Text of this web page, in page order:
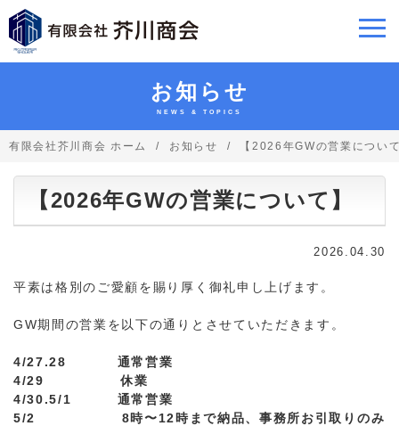
お知らせ
NEWS & TOPICS
有限会社芥川商会 ホーム お知らせ 【2026年GWの営業につい
【2026年GWの営業について】
2026.04.30
平素は格別のご愛顧を賜り厚く御礼申し上げます。
GW期間の営業を以下の通りとさせていただきます。
4/27.28 通常営業
4/29 休業
4/30.5/1 通常営業
5/2 8時〜12時まで納品、事務所お引取りのみ